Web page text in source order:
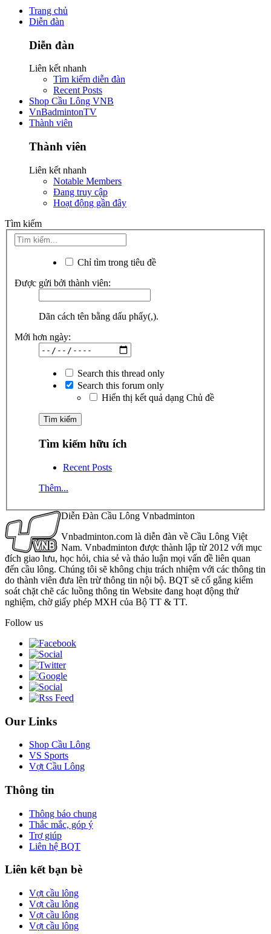
Trang chủ
Diễn đàn
Diễn đàn
Liên kết nhanh
Tìm kiếm diễn đàn
Recent Posts
Shop Cầu Lông VNB
VnBadmintonTV
Thành viên
Thành viên
Liên kết nhanh
Notable Members
Đang truy cập
Hoạt động gần đây
Tìm kiếm
Chỉ tìm trong tiêu đề
Được gửi bởi thành viên:
Dãn cách tên bằng dấu phẩy(,).
Mới hơn ngày:
Search this thread only
Search this forum only
Hiển thị kết quả dạng Chủ đề
Tìm kiếm hữu ích
Recent Posts
Thêm...
Diễn Đàn Cầu Lông Vnbadminton
Vnbadminton.com là diễn đàn về Cầu Lông Việt
Nam. Vnbadminton được thành lập từ 2012 với mục
đích giao lưu, học hỏi, chia sẻ và thảo luận mọi vấn đề liên quan
đến cầu lông. Chúng tôi sẽ không chịu trách nhiệm với các thông tin
do thành viên đưa lên trừ thông tin nội bộ. BQT sẽ cố gắng kiểm
soát chặt chẽ các luồng thông tin Website đang hoạt động thử
nghiệm, chờ giấy phép MXH của Bộ TT & TT.
Follow us
Our Links
Shop Cầu Lông
VS Sports
Vợt Cầu Lông
Thông tin
Thông báo chung
Thắc mắc, góp ý
Trợ giúp
Liên hệ BQT
Liên kết bạn bè
Vợt cầu lông
Vợt cầu lông
Vợt cầu lông
Vợt cầu lông